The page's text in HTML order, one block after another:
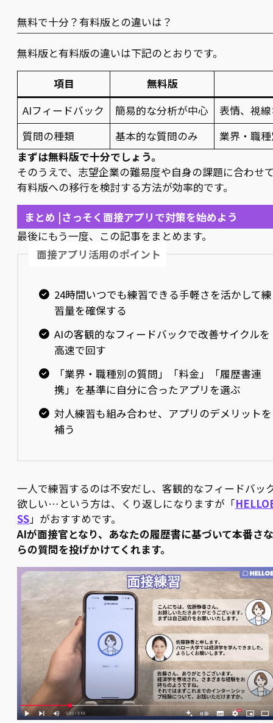
無料で十分？有料版との違いは？
無料版と有料版の違いは下記のとおりです。
項目
無料版
AIフィードバック
簡易的な分析が中心
表情、視
質問の種類
基本的な質問のみ
業界・職
まずは無料版で十分でしょう。
そのうえで、志望企業の難易度や自身の課題に合わせ
有料版への移行を検討する方法が効率的です。
まとめ |さっそく面接アプリで対策を始めよう
最後にもう一度、この記事をまとめます。
面接アプリ活用のポイント
24時間いつでも練習できる手軽さを活かして練
習量を確保する
AIの客観的なフィードバックで改善サイクルを
高速で回す
「業界・職種別の質問」「料金」「履歴書連
携」を基準に自分に合ったアプリを選ぶ
対人練習も組み合わせ、アプリのデメリットを
補う
一人で練習するのは不安だし、客観的なフィードバッ
欲しい…という方は、くり返しになりますが「
SS」がおすすめです。
AIが面接官となり、あなたの履歴書に基づいて本番さ
らの質問を投げかけてくれます。